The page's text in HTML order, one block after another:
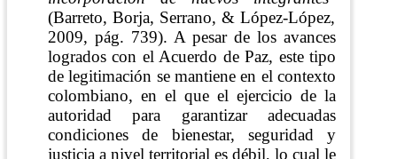
(Barreto, Borja, Serrano, & López-López,
2009, pág. 739). A pesar de los avances
logrados con el Acuerdo de Paz, este tipo
de legitimación se mantiene en el contexto
colombiano, en el que el ejercicio de la
autoridad para garantizar adecuadas
condiciones de bienestar, seguridad y
justicia a nivel territorial es débil, lo cual le